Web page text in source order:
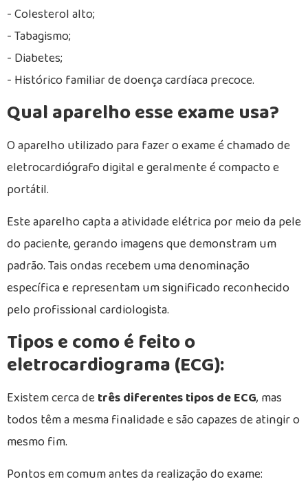
- Colesterol alto;
- Tabagismo;
- Diabetes;
- Histórico familiar de doença cardíaca precoce.
Qual aparelho esse exame usa?
O aparelho utilizado para fazer o exame é chamado de
eletrocardiógrafo digital e geralmente é compacto e
portátil.
Este aparelho capta a atividade elétrica por meio da pele
do paciente, gerando imagens que demonstram um
padrão. Tais ondas recebem uma denominação
específica e representam um significado reconhecido
pelo profissional cardiologista.
Tipos e como é feito o
eletrocardiograma (ECG):
Existem cerca detrês diferentes tipos de ECG, mas
todos têm a mesma finalidade e são capazes de atingir o
mesmo fim.
Pontos em comum antes da realização do exame: